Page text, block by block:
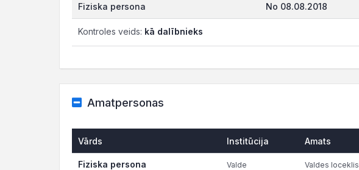
Fiziska persona No 08.08.2018
Kontroles veids: kā dalībnieks
Amatpersonas
Vārds Institūcija Amats
Fiziska persona Valde Valdes loceklis